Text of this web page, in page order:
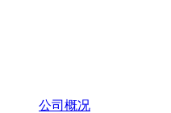
公司概况